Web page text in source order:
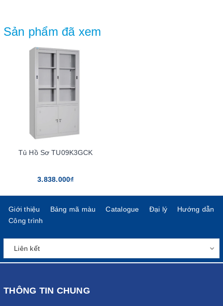
Sản phẩm đã xem
Tủ Hồ Sơ TU09K3GCK
3.838.000₫
Giới thiệu Bảng mã màu Catalogue Đại lý
Hướng dẫn
Công trình
THÔNG TIN CHUNG